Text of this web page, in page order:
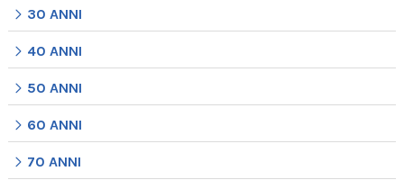
30 ANNI
40 ANNI
50 ANNI
60 ANNI
70 ANNI